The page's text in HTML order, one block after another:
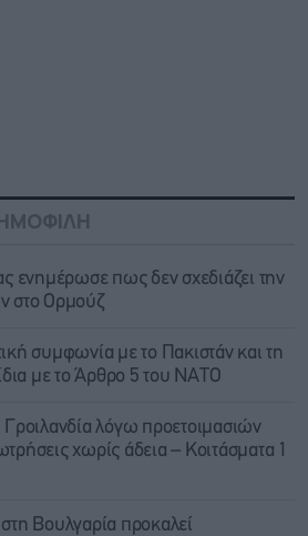
ενημέρωσε πως δεν σχεδιάζει την
στο Ορμούζ
συμφωνία με το Πακιστάν και τη
με τo Άρθρο 5 του ΝΑΤΟ
λόγω προετοιμασιών
χωρίς άδεια – Κοιτάσματα 1
Βουλγαρία προκαλεί